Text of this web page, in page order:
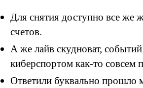
Для снятия доступно все
счетов.
А же лайв скудноват,
киберспортом как-то совсем
Ответили буквально прошло